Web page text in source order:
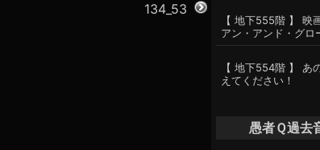
134_53
【 地下555階 】 映
アン・アンド・グロ
【 地下554階 】 あ
えてください！
愚者Ｑ過去